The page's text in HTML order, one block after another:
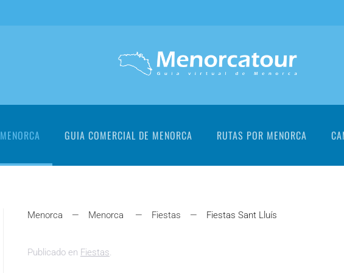
MENORCA GUIA COMERCIAL DE MENORCA RUTAS POR MENORCA
Menorca Menorca Fiestas Fiestas Sant Lluís
Publicado en Fiestas.